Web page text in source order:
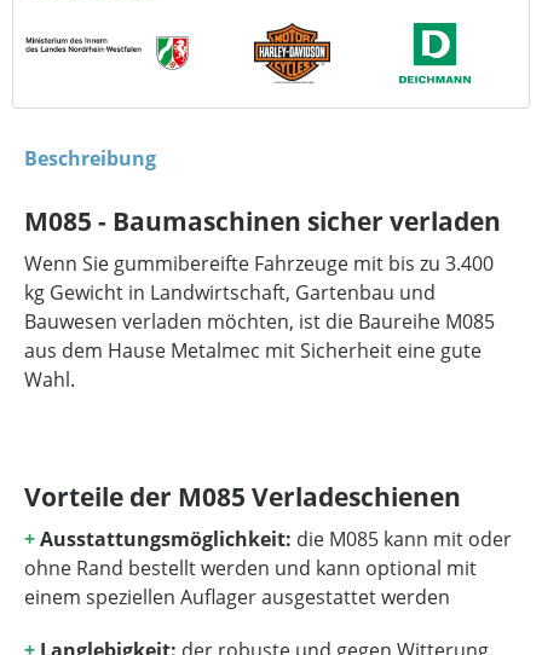
Beschreibung
M085 - Baumaschinen sicher verladen
Wenn Sie gummibereifte Fahrzeuge mit bis zu 3.400
kg Gewicht in Landwirtschaft, Gartenbau und
Bauwesen verladen möchten, ist die Baureihe M085
aus dem Hause Metalmec mit Sicherheit eine gute
Wahl.
Vorteile der M085 Verladeschienen
+Ausstattungsmöglichkeit: die M085 kann mit oder
ohne Rand bestellt werden und kann optional mit
einem speziellen Auflager ausgestattet werden